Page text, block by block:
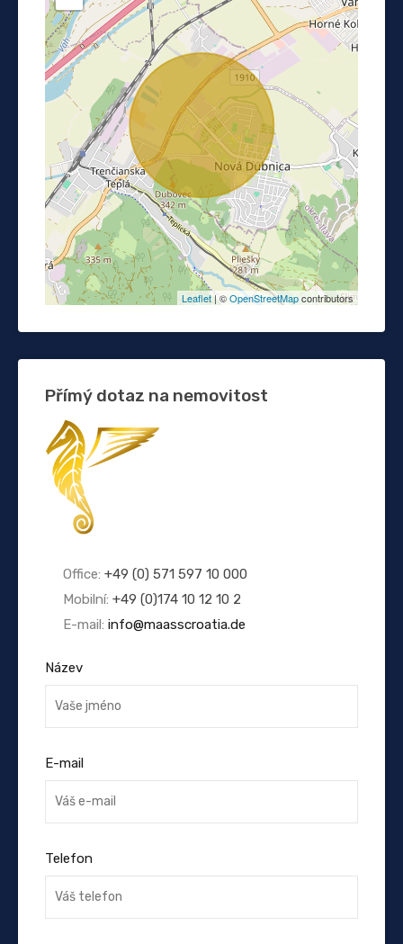
Leaflet| ©OpenStreetMapcontributors
Přímý dotaz na nemovitost
Office: +49 (0) 571 597 10 000
Mobilní: +49 (0)174 10 12 10 2
E-mail: info@maasscroatia.de
Název
E-mail
Telefon